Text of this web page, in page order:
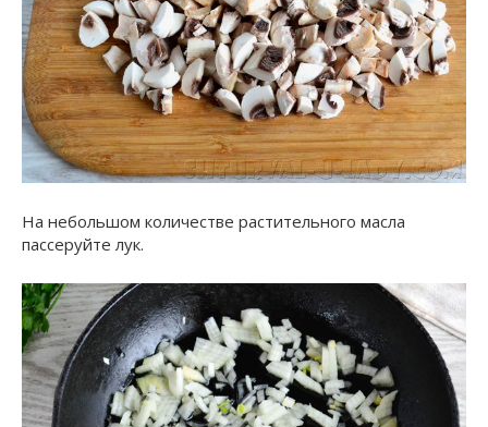
На небольшом количестве растительного масла
пассеруйте лук.